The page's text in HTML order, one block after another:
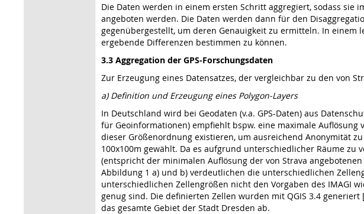
Die Daten werden in einem ersten Schritt aggregiert, sodass sie
angeboten werden. Die Daten werden dann für den
gegenübergestellt, um deren Genauigkeit zu ermitteln. In
ergebende Differenzen bestimmen zu können.
3.3 Aggregation der GPS-Forschungsdaten
Zur Erzeugung eines Datensatzes, der vergleichbar zu den von
a) Definition und Erzeugung eines Polygon-Layers
In Deutschland wird bei Geodaten (v.a. GPS-Daten) aus
für Geo­informationen) empfiehlt bspw. eine maximale
dieser Größenordnung existieren, um ausreichend Anonymität
100x100m gewählt. Da es aufgrund unterschied­licher Räume
(entspricht der minimalen Auflösung der von Strava angebotenen
Abbildung 1 a) und b) verdeutlichen die unterschiedlichen
unterschiedlichen Zellengrößen nicht den Vorgaben des IMAGI
genug sind. Die definierten Zellen wurden mit QGIS 3.4 generiert
das gesamte Gebiet der Stadt Dresden ab.